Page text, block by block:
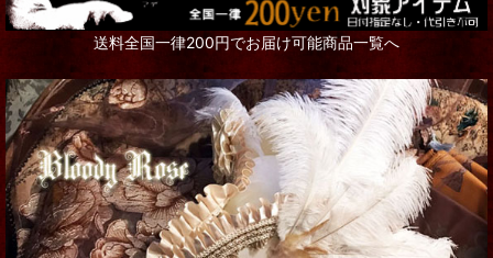
送料全国一律200円でお届け可能商品一覧へ